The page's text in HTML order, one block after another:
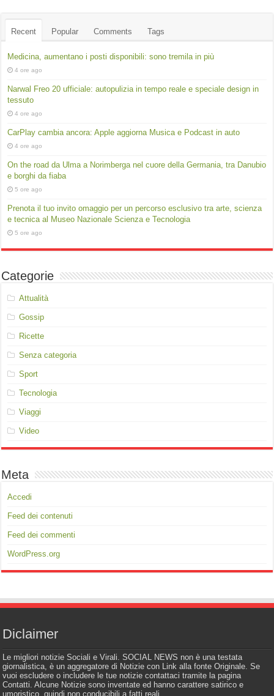
Recent Popular Comments Tags
Medicina, aumentano i posti disponibili: sono tremila in più
4 ore ago
Narwal Freo 20 ufficiale: autopulizia in tempo reale e speciale design in
tessuto
4 ore ago
CarPlay cambia ancora: Apple aggiorna Musica e Podcast in auto
4 ore ago
On the road da Ulma a Norimberga nel cuore della Germania, tra Danubio
e borghi da fiaba
5 ore ago
Prenota il tuo invito omaggio per un percorso esclusivo tra arte, scienza
e tecnica al Museo Nazionale Scienza e Tecnologia
5 ore ago
Categorie
Attualità
Gossip
Ricette
Senza categoria
Sport
Tecnologia
Viaggi
Video
Meta
Accedi
Feed dei contenuti
Feed dei commenti
WordPress.org
Diclaimer
Le migliori notizie Sociali e Virali. SOCIAL NEWS non è una testata
giornalistica, è un aggregatore di Notizie con Link alla fonte Originale. Se
vuoi escludere o includere le tue notizie contattaci tramite la pagina
Contatti. Alcune Notizie sono inventate ed hanno carattere satirico e
umoristico, quindi non conducibili a fatti reali.